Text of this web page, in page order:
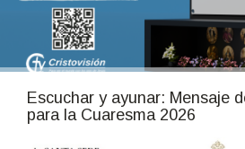
Escuchar y ayunar: Mensaje
para la Cuaresma 2026